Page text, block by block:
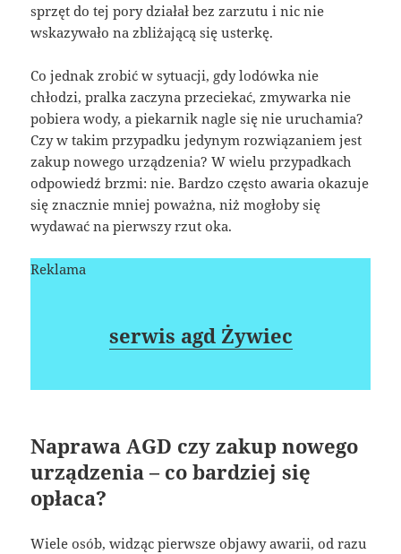
sprzęt do tej pory działał bez zarzutu i nic nie
wskazywało na zbliżającą się usterkę.
Co jednak zrobić w sytuacji, gdy lodówka nie
chłodzi, pralka zaczyna przeciekać, zmywarka nie
pobiera wody, a piekarnik nagle się nie uruchamia?
Czy w takim przypadku jedynym rozwiązaniem jest
zakup nowego urządzenia? W wielu przypadkach
odpowiedź brzmi: nie. Bardzo często awaria okazuje
się znacznie mniej poważna, niż mogłoby się
wydawać na pierwszy rzut oka.
Reklama
serwis agd Żywiec
Naprawa AGD czy zakup nowego
urządzenia – co bardziej się
opłaca?
Wiele osób, widząc pierwsze objawy awarii, od razu